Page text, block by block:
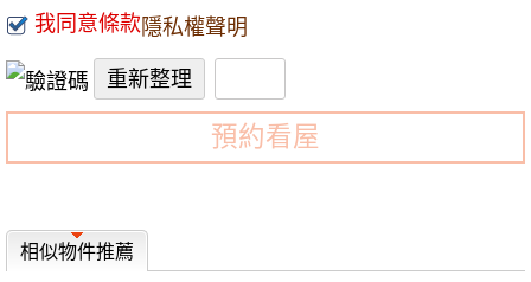
我同意條款隱私權聲明
預約看屋
相似物件推薦